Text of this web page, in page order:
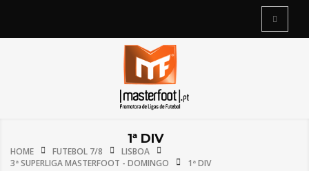
1ª DIV
HOME FUTEBOL 7/8
LISBOA
3ª SUPERLIGA MASTERFOOT - DOMINGO
1ª DIV